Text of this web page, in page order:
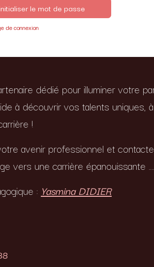
le mot de passe
de connexion
dédié pour illuminer votre
à découvrir vos talents uniques,
!
avenir professionnel et
vers une carrière épanouissante ....
: Yasmina DIDIER